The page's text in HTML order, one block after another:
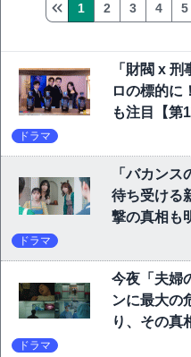
1 2 3 4 5
「財閥 x
ロの標的に
も注目【第
ドラマ
「バカン
待ち受ける
撃の真相も
ドラマ
今夜「夫婦
ンに最大の
り、その真
ドラマ